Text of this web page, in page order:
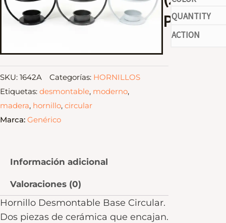
Piezas)
SKU: 1642A Categorías: HORNILLOS
Etiquetas: desmontable, moderno,
madera, hornillo, circular
Marca: Genérico
Información adicional
Valoraciones (0)
Hornillo Desmontable Base Circular.
Dos piezas de cerámica que encajan.